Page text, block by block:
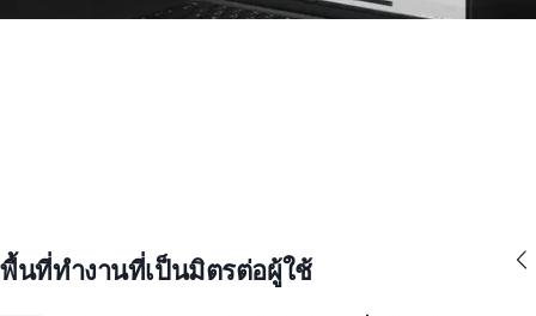
พื้นที่ทำงานที่เป็นมิตรต่อผู้ใช้